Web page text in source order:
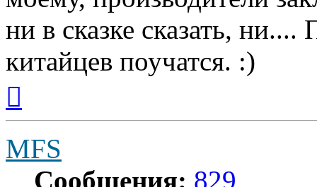
ни в сказке сказать,
китайцев поучатся. :)
началу
MFS
Сообщения: 829